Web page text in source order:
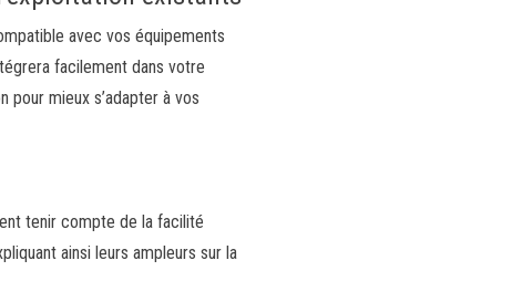
avec vos équipements
facilement dans votre
mieux s’adapter à vos
tenir compte de la facilité
ainsi leurs ampleurs sur la